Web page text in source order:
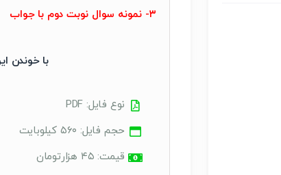
۳- نمونه سوال نوبت دوم با جواب
با خوندن
نوع فایل: PDF
حجم فایل: ۵۶۰ کیلوبایت
قیمت: ۴۵ هزارتومان